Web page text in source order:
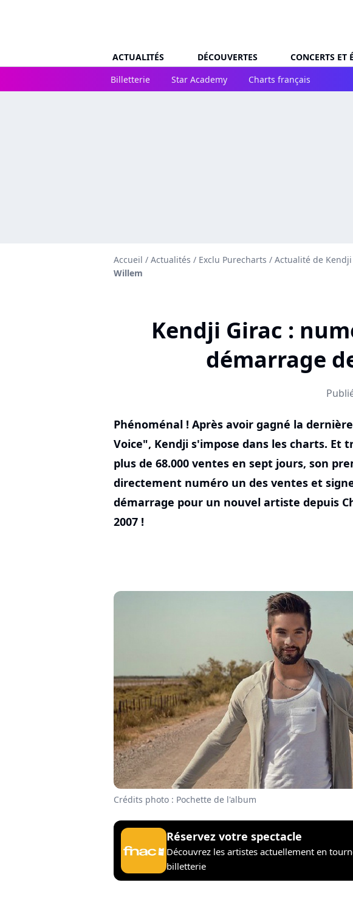
ACTUALITÉS DÉCOUVERTES CONCERTS ET
Billetterie
Star Academy Charts français
Accueil / Actualités / Exclu Purecharts / Actualité de Kendji
Willem
Kendji Girac :
démarrage
Phénoménal ! Après avoir gagné la
Voice", Kendji s'impose dans les charts. Et
plus de 68.000 ventes en sept jours, son
directement numéro un des ventes et
démarrage pour un nouvel artiste depuis
2007 !
Crédits photo : Pochette de l'album
Réservez votre spectacle
Découvrez les artistes actuellement en
billetterie